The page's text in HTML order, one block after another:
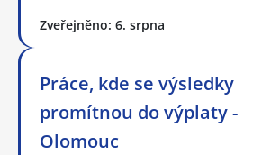
Zveřejněno: 6. srpna
Práce, kde se výsledky
promítnou do výplaty -
Olomouc